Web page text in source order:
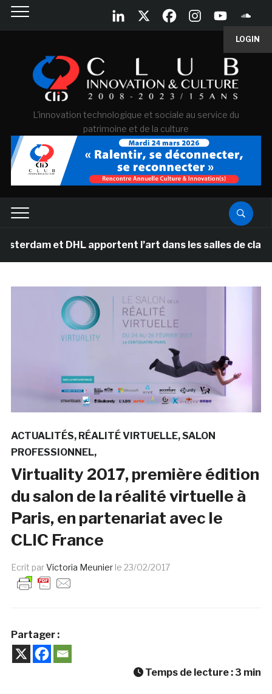
LOGIN
L'innovation technologique et sociale au service du
patrimoine et de la culture
et DHL apportent l’art dans les salles de classe
ACTUALITÉS RÉALITÉ VIRTUELLE SALON
PROFESSIONNEL
Virtuality 2017, première édition
du salon de la réalité virtuelle à
Paris, en partenariat avec le
CLIC France
Ecrit parVictoria Meunier le 23/02/2017
Partager :
Temps de lecture : 3 min